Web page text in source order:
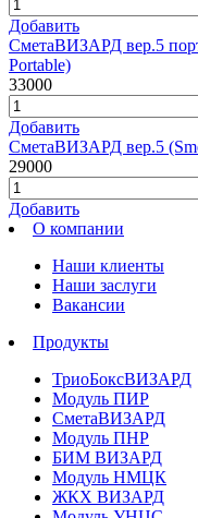
Добавить
СметаВИЗАРД вер.5
Portable)
33000
Добавить
СметаВИЗАРД вер.5
29000
Добавить
О компании
Наши клиенты
Наши заслуги
Вакансии
Продукты
ТриоБоксВИЗАРД
Модуль ПИР
СметаВИЗАРД
Модуль ПНР
БИМ ВИЗАРД
Модуль НМЦК
ЖКХ ВИЗАРД